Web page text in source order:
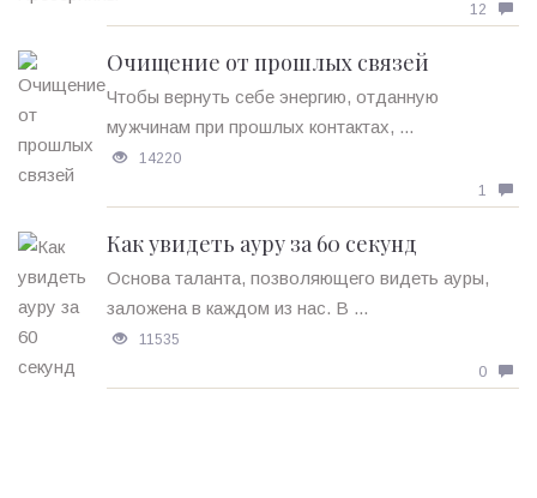
12
Очищение от прошлых связей
Чтобы вернуть себе энергию, отданную
мужчинам при прошлых контактах, ...
14220
1
Как увидеть ауру за 60 секунд
Основа таланта, позволяющего видеть ауры,
заложена в каждом из нас. В ...
11535
0